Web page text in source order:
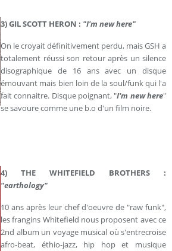
3) GIL SCOTT HERON : "I'm new here"
On le croyait définitivement perdu, mais GSH a
totalement réussi son retour après un silence
disographique de 16 ans avec un disque
émouvant mais bien loin de la soul/funk qui l'a
fait connaitre. Disque poignant, "I'm new here"
se savoure comme une b.o d'un film noire.
4) THE WHITEFIELD BROTHERS :
"earthology"
10 ans après leur chef d'oeuvre de "raw funk",
les frangins Whitefield nous proposent avec ce
2nd album un voyage musical où s'entrecroise
afro-beat, éthio-jazz, hip hop et musique